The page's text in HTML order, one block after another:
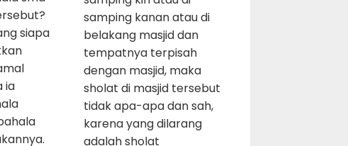
siapa
ia
samping kanan atau di
belakang masjid dan
tempatnya terpisah
dengan masjid, maka
sholat di masjid tersebut
tidak apa-apa dan sah,
karena yang dilarang
adalah sholat